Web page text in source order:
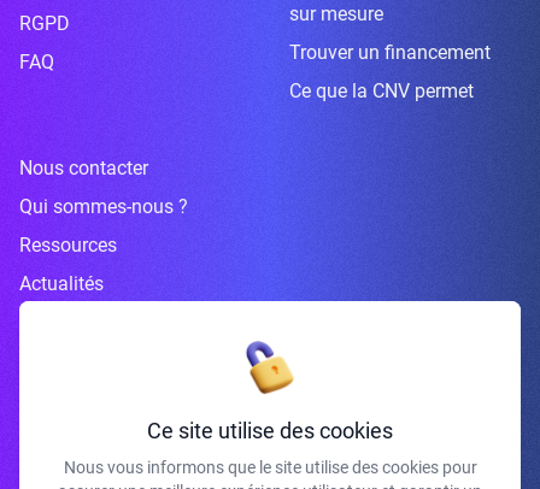
RGPD
FAQ
sur mesure
Trouver un financement
Ce que la CNV permet
Nous contacter
Qui sommes-nous ?
Ressources
Actualités
Inscrivez-vous à la newsletter
Ce site utilise des cookies
Nous vous informons que le site utilise des cookies pour